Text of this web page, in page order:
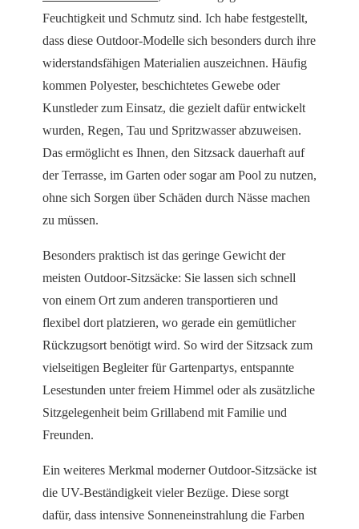
Feuchtigkeit und Schmutz sind. Ich habe festgestellt,
dass diese Outdoor-Modelle sich besonders durch ihre
widerstandsfähigen Materialien auszeichnen. Häufig
kommen Polyester, beschichtetes Gewebe oder
Kunstleder zum Einsatz, die gezielt dafür entwickelt
wurden, Regen, Tau und Spritzwasser abzuweisen.
Das ermöglicht es Ihnen, den Sitzsack dauerhaft auf
der Terrasse, im Garten oder sogar am Pool zu nutzen,
ohne sich Sorgen über Schäden durch Nässe machen
zu müssen.
Besonders praktisch ist das geringe Gewicht der
meisten Outdoor-Sitzsäcke: Sie lassen sich schnell
von einem Ort zum anderen transportieren und
flexibel dort platzieren, wo gerade ein gemütlicher
Rückzugsort benötigt wird. So wird der Sitzsack zum
vielseitigen Begleiter für Gartenpartys, entspannte
Lesestunden unter freiem Himmel oder als zusätzliche
Sitzgelegenheit beim Grillabend mit Familie und
Freunden.
Ein weiteres Merkmal moderner Outdoor-Sitzsäcke ist
die UV-Beständigkeit vieler Bezüge. Diese sorgt
dafür, dass intensive Sonneneinstrahlung die Farben